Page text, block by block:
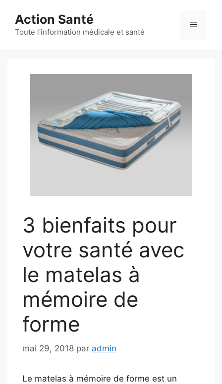
contenu
Action Santé
Toute l'information médicale et santé
Menu
3 bienfaits pour
votre santé avec
le matelas à
mémoire de
forme
mai 29, 2018 par admin
Le matelas à mémoire de forme est un